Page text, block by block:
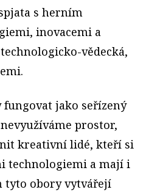
s herním
inovacemi a
vědecká,
fungovat jako seřízený
prostor,
kreativní lidé, kteří si
technologiemi a mají i
tyto obory vytvářejí